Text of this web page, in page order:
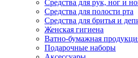
Средства для рук, ног и
Средства для полости рта
Средства для бритья и
Женская гигиена
Ватно-бумажная
Подарочные наборы